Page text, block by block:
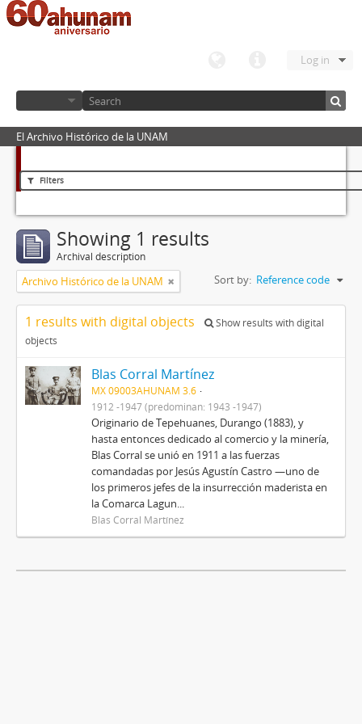
Log in
El Archivo Histórico de la UNAM
Filters
Showing 1 results
Archival description
Archivo Histórico de la UNAM Sort by: Reference code
1 results with digital objects
Show results with digital
objects
Blas Corral Martínez
MX 09003AHUNAM 3.6
1912 -1947 (predominan: 1943 -1947)
Originario de Tepehuanes, Durango (1883), y
hasta entonces dedicado al comercio y la minería,
Blas Corral se unió en 1911 a las fuerzas
comandadas por Jesús Agustín Castro —uno de
los primeros jefes de la insurrección maderista en
la Comarca Lagun...
Blas Corral Martínez